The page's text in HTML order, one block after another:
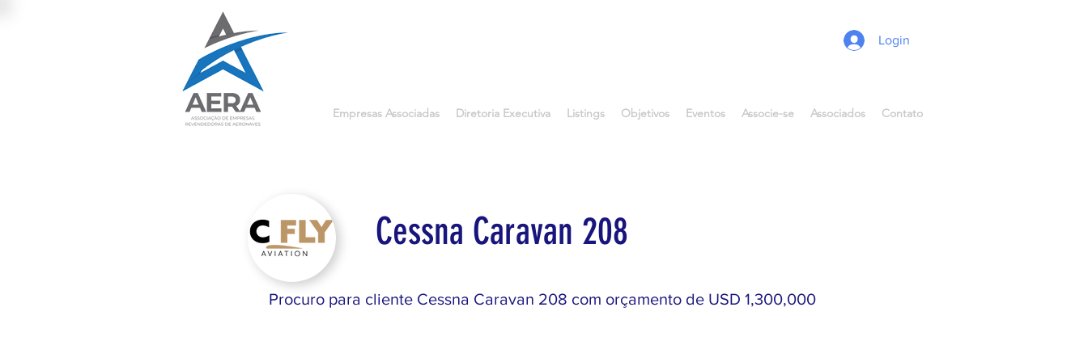
Login
Empresas Associadas Diretoria Executiva Listings Objetivos Eventos Associe-se Associados Contato
Cessna Caravan 208
Procuro para cliente Cessna Caravan 208 com orçamento de USD 1,300,000